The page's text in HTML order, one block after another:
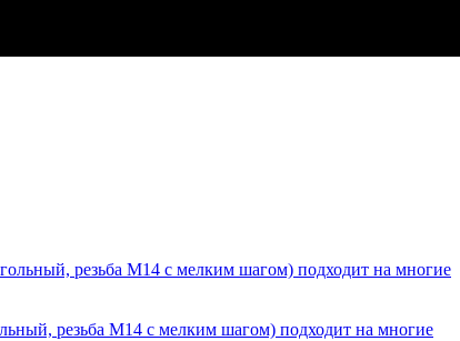
резьба М14 с мелким шагом) подходит на многие